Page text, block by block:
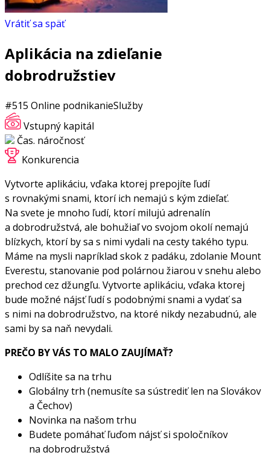
Vrátiť sa späť
Aplikácia na zdieľanie
dobrodružstiev
#515 Online podnikanieSlužby
Vstupný kapitál
Čas. náročnosť
Konkurencia
Vytvorte aplikáciu, vďaka ktorej prepojíte ľudí
s rovnakými snami, ktorí ich nemajú s kým zdieľať.
Na svete je mnoho ľudí, ktorí milujú adrenalín
a dobrodružstvá, ale bohužiaľ vo svojom okolí nemajú
blízkych, ktorí by sa s nimi vydali na cesty takého typu.
Máme na mysli napríklad skok z padáku, zdolanie Mount
Everestu, stanovanie pod polárnou žiarou v snehu alebo
prechod cez džungľu. Vytvorte aplikáciu, vďaka ktorej
bude možné nájsť ľudí s podobnými snami a vydať sa
s nimi na dobrodružstvo, na ktoré nikdy nezabudnú, ale
sami by sa naň nevydali.
PREČO BY VÁS TO MALO ZAUJÍMAŤ?
Odlíšite sa na trhu
Globálny trh (nemusíte sa sústrediť len na Slovákov
a Čechov)
Novinka na našom trhu
Budete pomáhať ľuďom nájsť si spoločníkov
na dobrodružstvá